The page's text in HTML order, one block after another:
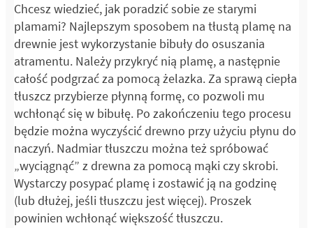
Chcesz wiedzieć, jak poradzić sobie ze starymi
plamami? Najlepszym sposobem na tłustą plamę na
drewnie jest wykorzystanie bibuły do osuszania
atramentu. Należy przykryć nią plamę, a następnie
całość podgrzać za pomocą żelazka. Za sprawą ciepła
tłuszcz przybierze płynną formę, co pozwoli mu
wchłonąć się w bibułę. Po zakończeniu tego procesu
będzie można wyczyścić drewno przy użyciu płynu do
naczyń. Nadmiar tłuszczu można też spróbować
„wyciągnąć” z drewna za pomocą mąki czy skrobi.
Wystarczy posypać plamę i zostawić ją na godzinę
(lub dłużej, jeśli tłuszczu jest więcej). Proszek
powinien wchłonąć większość tłuszczu.